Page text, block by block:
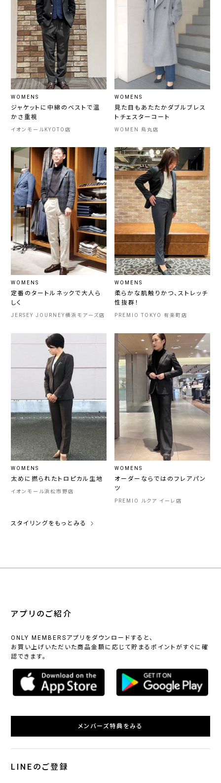
WOMENS
ジャケットに中綿のベストで温
かさ重視
イオンモールKYOTO店
WOMENS
見た目もあたたかダブルブレス
トチェスターコート
WOMEN 烏丸店
WOMENS
定番のタートルネックで大人ら
しく
JERSEY JOURNEY横浜モアーズ店
WOMENS
柔らかな肌触りかつ、ストレッチ
性抜群！
PREMIO TOKYO 有楽町店
WOMENS
太めに撚られたトロピカル生地
イオンモール浜松市野店
WOMENS
オーダーならではのフレアパン
ツ
PREMIO ルクア イーレ店
スタイリングをもっとみる
アプリのご紹介
ONLY MEMBERSアプリをダウンロードすると、
お買い上げいただいた商品金額に応じて貯まるポイントがすぐに確
認できます。
メンバーズ特典をみる
LINEのご登録